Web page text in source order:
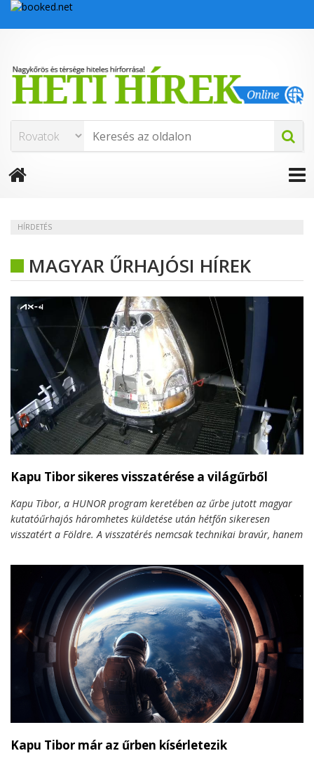
HÍRDETÉS
MAGYAR ŰRHAJÓSI HÍREK
Kapu Tibor sikeres visszatérése a világűrből
Kapu Tibor, a HUNOR program keretében az űrbe jutott magyar
kutatóűrhajós háromhetes küldetése után hétfőn sikeresen
visszatért a Földre. A visszatérés nemcsak technikai bravúr, hanem
történelem egyetlen leszállásban.
Kapu Tibor már az űrben kísérletezik